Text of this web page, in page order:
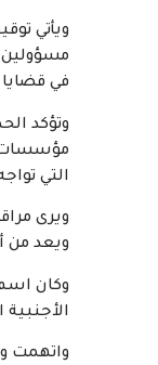
ويأتي
مسؤولين
في
وتؤكد
مؤسسات
التي
ويرى
ويعد من
وكان
الأجنبية
واتهمت